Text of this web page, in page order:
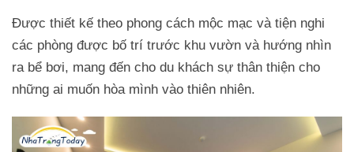
Được thiết kế theo phong cách mộc mạc và tiện nghi
các phòng được bố trí trước khu vườn và hướng nhìn
ra bể bơi, mang đến cho du khách sự thân thiện cho
những ai muốn hòa mình vào thiên nhiên.